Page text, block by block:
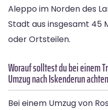
Aleppo im Norden des
Stadt aus insgesamt 45
oder Ortsteilen.
Worauf solltest du bei einem
Umzug nach Iskenderun
Bei einem Umzug von